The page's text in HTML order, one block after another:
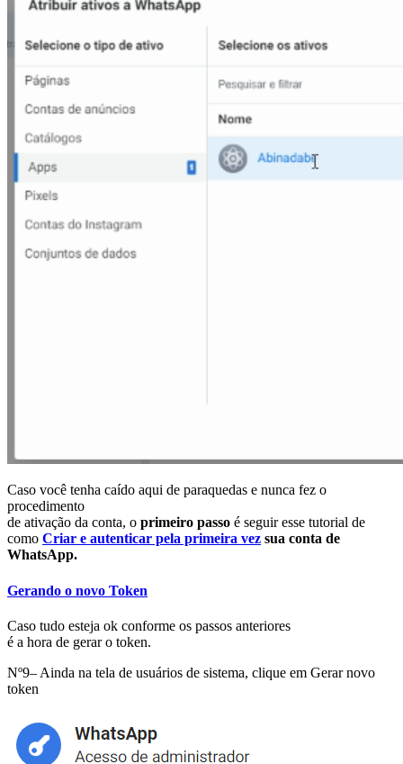
Caso você tenha caído aqui de paraquedas e nunca fez o
procedimento
de ativação da conta, o primeiro passo é seguir esse tutorial de
como Criar e autenticar pela primeira vez sua conta de
WhatsApp.
Gerando o novo Token
Caso tudo esteja ok conforme os passos anteriores
é a hora de gerar o token.
Nº9– Ainda na tela de usuários de sistema, clique em Gerar novo
token